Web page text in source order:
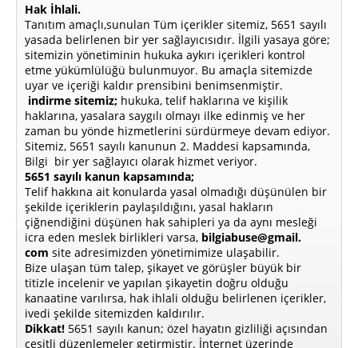
Hak İhlali.
Tanıtım amaçlı,sunulan Tüm içerikler sitemiz, 5651 sayılı
yasada belirlenen bir yer sağlayıcısıdır. İlgili yasaya göre;
sitemizin yönetiminin hukuka aykırı içerikleri kontrol
etme yükümlülüğü bulunmuyor. Bu amaçla sitemizde
uyar ve içeriği kaldır prensibini benimsenmiştir.
indirme sitemiz; hukuka, telif haklarına ve kişilik
haklarına, yasalara saygılı olmayı ilke edinmiş ve her
zaman bu yönde hizmetlerini sürdürmeye devam ediyor.
Sitemiz, 5651 sayılı kanunun 2. Maddesi kapsamında,
Bilgi bir yer sağlayıcı olarak hizmet veriyor.
5651 sayılı kanun kapsamında;
Telif hakkına ait konularda yasal olmadığı düşünülen bir
şekilde içeriklerin paylaşıldığını, yasal hakların
çiğnendiğini düşünen hak sahipleri ya da aynı mesleği
icra eden meslek birlikleri varsa, bilgiabuse@gmail.
com site adresimizden yönetimimize ulaşabilir.
Bize ulaşan tüm talep, şikayet ve görüşler büyük bir
titizle incelenir ve yapılan şikayetin doğru olduğu
kanaatine varılırsa, hak ihlali olduğu belirlenen içerikler,
ivedi şekilde sitemizden kaldırılır.
Dikkat! 5651 sayılı kanun; özel hayatın gizliliği açısından
çeşitli düzenlemeler getirmiştir. İnternet üzerinde